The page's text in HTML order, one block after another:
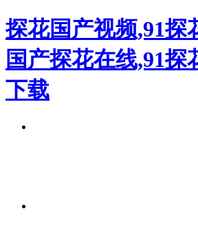
探花国产视频,91探
国产探花在线,91探
下载